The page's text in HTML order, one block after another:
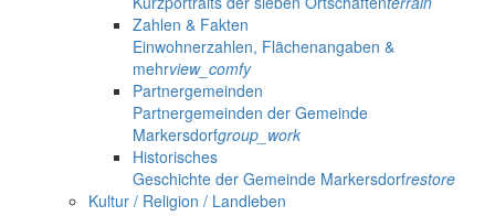
Zahlen & Fakten
Einwohnerzahlen, Flächenangaben &
mehrview_comfy
Partnergemeinden
Partnergemeinden der Gemeinde
Markersdorfgroup_work
Historisches
Geschichte der Gemeinde Markersdorfrestore
Kultur / Religion / Landleben